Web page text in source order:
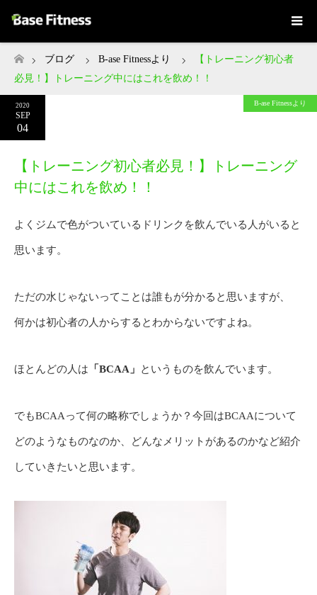
ホーム
ブログ B-ase Fitnessより
【トレーニング初心者
必見！】トレーニング中にはこれを飲め！！
2020
SEP
04
B-ase Fitnessより
【トレーニング初心者必見！】トレーニング
中にはこれを飲め！！
よくジムで色がついているドリンクを飲んでいる人がいると
思います。
ただの水じゃないってことは誰もが分かると思いますが、
何かは初心者の人からするとわからないですよね。
ほとんどの人は 「BCAA」 というものを飲んでいます。
でもBCAAって何の略称でしょうか？今回はBCAAについて
どのようなものなのか、どんなメリットがあるのかなど紹介
していきたいと思います。